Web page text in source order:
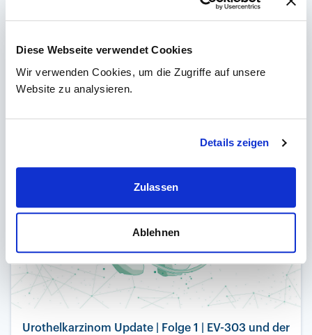
Diese Webseite verwendet Cookies
Wir verwenden Cookies, um die Zugriffe auf unsere
Website zu analysieren.
Details zeigen
Zulassen
Ablehnen
Urothelkarzinom Update | Folge 1 | EV-303 und der